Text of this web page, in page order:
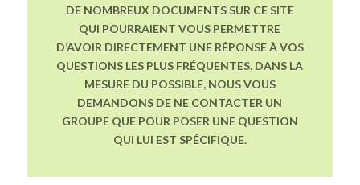
DE NOMBREUX DOCUMENTS SUR CE SITE
QUI POURRAIENT VOUS PERMETTRE
D’AVOIR DIRECTEMENT UNE RÉPONSE À VOS
QUESTIONS LES PLUS FRÉQUENTES. DANS LA
MESURE DU POSSIBLE, NOUS VOUS
DEMANDONS DE NE CONTACTER UN
GROUPE QUE POUR POSER UNE QUESTION
QUI LUI EST SPÉCIFIQUE.